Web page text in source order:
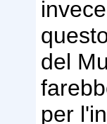
del
per